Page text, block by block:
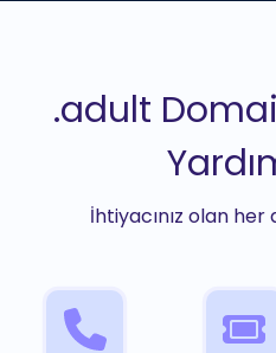
.adult
İhtiyacınız olan her